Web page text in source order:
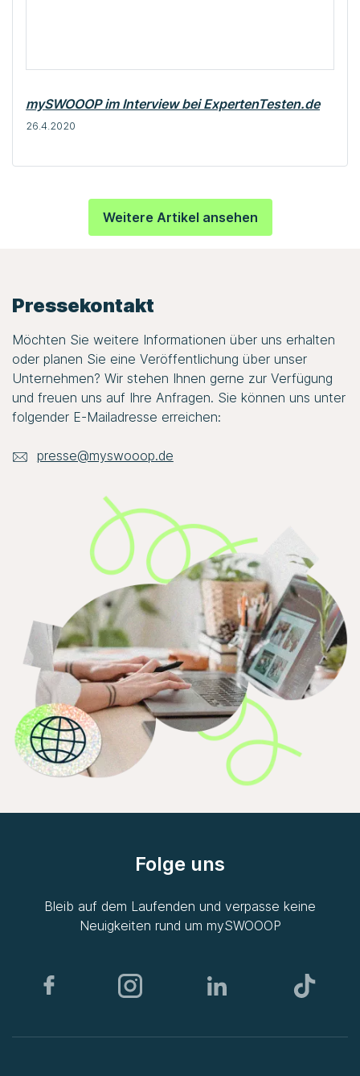
mySWOOOP im Interview bei ExpertenTesten.de
26.4.2020
Weitere Artikel ansehen
Pressekontakt
Möchten Sie weitere Informationen über uns erhalten
oder planen Sie eine Veröffentlichung über unser
Unternehmen? Wir stehen Ihnen gerne zur Verfügung
und freuen uns auf Ihre Anfragen. Sie können uns unter
folgender E-Mailadresse erreichen:
presse@myswooop.de
Folge uns
Bleib auf dem Laufenden und verpasse keine
Neuigkeiten rund um mySWOOOP